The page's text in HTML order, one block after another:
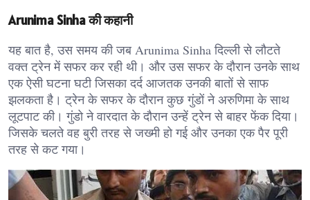
Arunima Sinha की कहानी
यह बात है, उस समय की जब Arunima Sinha दिल्ली से लौटते
वक्त ट्रेन में सफर कर रही थी। और उस सफर के दौरान उनके साथ
एक ऐसी घटना घटी जिसका दर्द आजतक उनकी बातों से साफ
झलकता है। ट्रेन के सफर के दौरान कुछ गुंडों ने अरुणिमा के साथ
लूटपाट की। गुंडो ने वारदात के दौरान उन्हें ट्रेन से बाहर फेंक दिया।
जिसके चलते वह बुरी तरह से जख्मी हो गई और उनका एक पैर पूरी
तरह से कट गया।